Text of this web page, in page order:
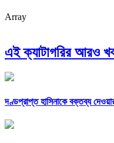
Array
এই ক্যাটাগরির আরও
দণ্ডপ্রাপ্ত হাসিনাকে বক্তব্য